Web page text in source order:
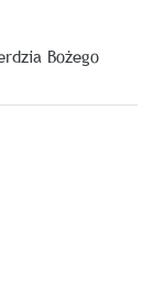
Bożego